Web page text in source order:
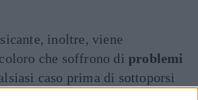
inoltre, viene
che soffrono diproblemi
caso prima di sottoporsi